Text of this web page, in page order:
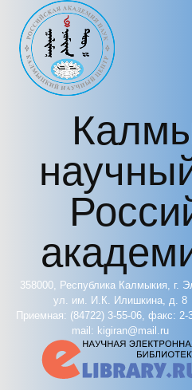
Перейти к основному содержанию
358000, Республика Калмыкия, г.
ул. им. И.К. Илишкина, д. 8
Приемная: (84722) 3-55-06, факс: 2-
mail: kigiran@mail.ru